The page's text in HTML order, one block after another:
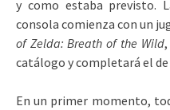
y como estaba previsto.
consola comienza con un
of Zelda: Breath of the Wild
catálogo y completará el de
En un primer momento,